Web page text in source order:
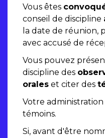
Vous êtes
conseil de discipline
la date de réunion,
avec accusé de
Vous pouvez
discipline des
orales et citer des
Votre
témoins.
Si, avant d'être